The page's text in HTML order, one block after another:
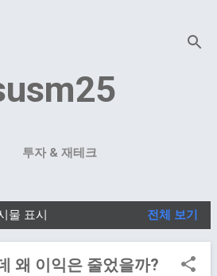
투자 & 재테크
물 표시 전체 보기
왜 이익은 줄었을까?